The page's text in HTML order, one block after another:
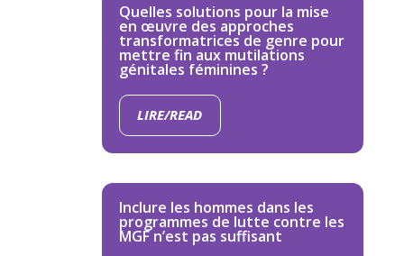
Quelles solutions pour la mise
en œuvre des approches
transformatrices de genre pour
mettre fin aux mutilations
génitales féminines ?
LIRE/READ
Inclure les hommes dans les
programmes de lutte contre les
MGF n’est pas suffisant